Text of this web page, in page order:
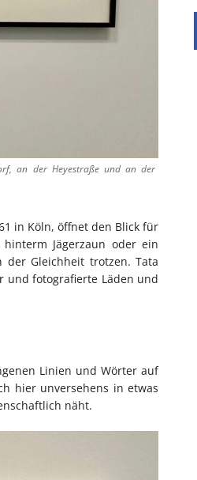
an der Heyestraße und an der
in Köln, öffnet den Blick für
Jägerzaun oder ein
der Gleichheit trotzen. Tata
und fotografierte Läden und
Linien und Wörter auf
hier unversehens in etwas
näht.